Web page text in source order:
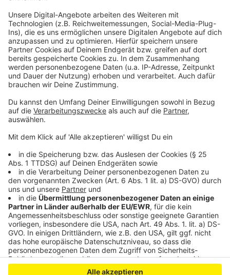
Anzeige
Marie Selbach
Tel: 02267/64-318, Fax: 02267/64-311
marie.selbach@wipperfuerth.de
Anzeige
Anzeige